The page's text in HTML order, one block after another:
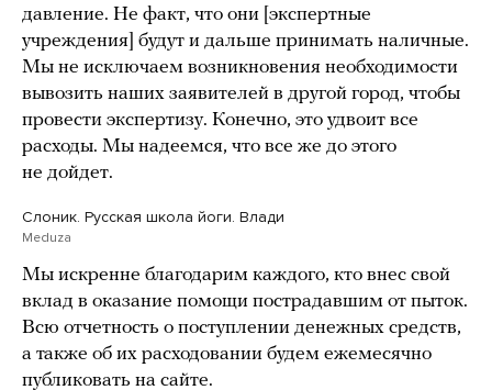
давление. Не факт, что они [экспертные
учреждения] будут и дальше принимать наличные.
Мы не исключаем возникновения необходимости
вывозить наших заявителей в другой город, чтобы
провести экспертизу. Конечно, это удвоит все
расходы. Мы надеемся, что все же до этого
не дойдет.
Слоник. Русская школа йоги. Влади
Meduza
Мы искренне благодарим каждого, кто внес свой
вклад в оказание помощи пострадавшим от пыток.
Всю отчетность о поступлении денежных средств,
а также об их расходовании будем ежемесячно
публиковать на сайте.